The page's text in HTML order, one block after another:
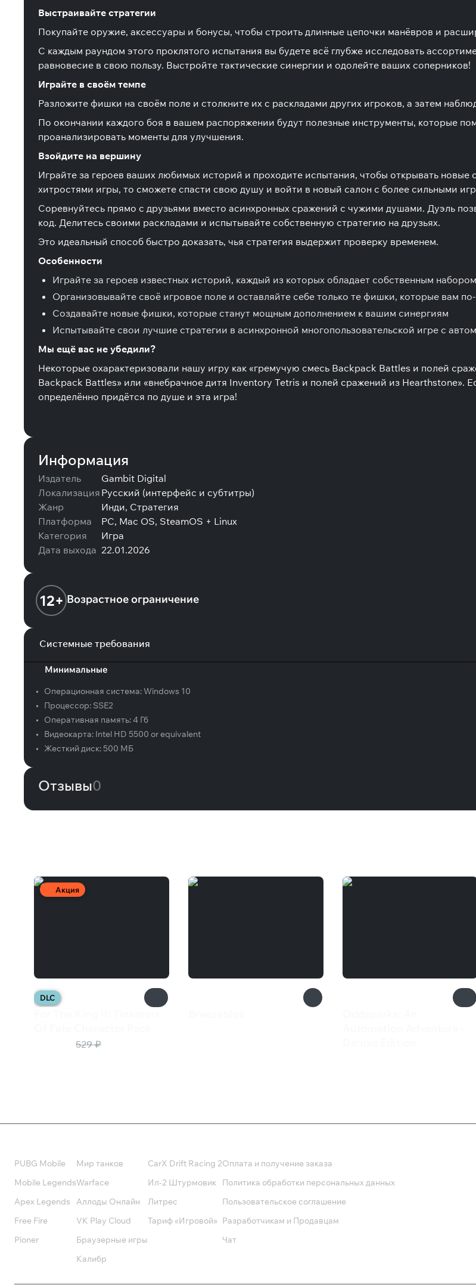
Выстраивайте стратегии
Покупайте оружие, аксессуары и бонусы, чтобы строить длинные цепочки манёвров и
С каждым раундом этого проклятого испытания вы будете всё глубже исследовать
равновесие в свою пользу. Выстройте тактические синергии и одолейте ваших соперников!
Играйте в своём темпе
Разложите фишки на своём поле и столкните их с раскладами других игроков, а затем
По окончании каждого боя в вашем распоряжении будут полезные инструменты, которые
проанализировать моменты для улучшения.
Взойдите на вершину
Играйте за героев ваших любимых историй и проходите испытания, чтобы открывать
хитростями игры, то сможете спасти свою душу и войти в новый салон с более сильными
Соревнуйтесь прямо с друзьями вместо асинхронных сражений с чужими душами. Дуэль
код. Делитесь своими раскладами и испытывайте собственную стратегию на друзьях.
Это идеальный способ быстро доказать, чья стратегия выдержит проверку временем.
Особенности
Играйте за героев известных историй, каждый из которых обладает собственным
Организовывайте своё игровое поле и оставляйте себе только те фишки, которые вам
Создавайте новые фишки, которые станут мощным дополнением к вашим синергиям
Испытывайте свои лучшие стратегии в асинхронной многопользовательской игре с
Мы ещё вас не убедили?
Некоторые охарактеризовали нашу игру как «гремучую смесь Backpack Battles и полей
Backpack Battles» или «внебрачное дитя Inventory Tetris и полей сражений из Hearthstone».
определённо придётся по душе и эта игра!
Информация
Издатель
Gambit Digital
Локализация Русский (интерфейс и субтитры)
Жанр
Инди, Стратегия
Платформа
PC, Mac OS, SteamOS + Linux
Категория
Игра
Дата выхода 22.01.2026
12+ Возрастное ограничение
Системные требования
Минимальные
• Операционная система:Windows 10
•
Процессор: SSE2
•
Оперативная память:4 Гб
•
Видеокарта: Intel HD 5500 or equivalent
•
Жесткий диск: 500 МБ
Отзывы0
Акция
DLC
529 ₽
PUBG Mobile
Mobile Legends
Apex Legends
Free Fire
Pioner
Мир танков
Warface
Аллоды Онлайн
VK Play Cloud
Браузерные игры
Калибр
CarX Drift Racing 2
Ил-2 Штурмовик
Литрес
Тариф «Игровой»
Оплата и получение заказа
Политика обработки персональных данных
Пользовательское соглашение
Разработчикам и Продавцам
Чат